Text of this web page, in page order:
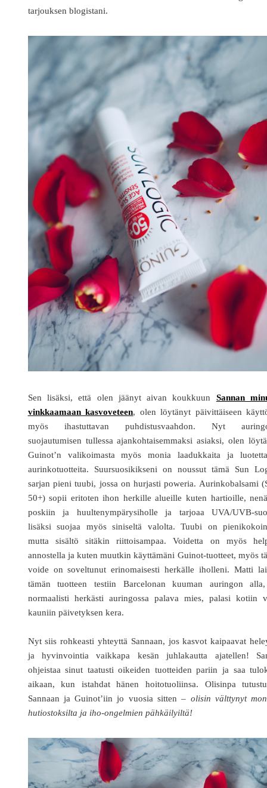
tarjouksen blogistani.
Sen lisäksi, että olen jäänyt aivan koukkuun Sannan
vinkkaamaan kasvoveteen, olen löytänyt päivittäiseen
myös ihastuttavan puhdistusvaahdon. Nyt
suojautumisen tullessa ajankohtaisemmaksi asiaksi, olen
Guinot’n valikoimasta myös monia laadukkaita ja
aurinkotuotteita. Suursuosikikseni on noussut tämä Sun
sarjan pieni tuubi, jossa on hurjasti poweria. Aurinkobalsami
50+) sopii eritoten ihon herkille alueille kuten hartioille,
poskiin ja huultenympärysiholle ja tarjoaa UVA/UVB-
lisäksi suojaa myös siniseltä valolta. Tuubi on
mutta sisältö sitäkin riittoisampaa. Voidetta on myös
annostella ja kuten muutkin käyttämäni Guinot-tuotteet, myös
voide on soveltunut erinomaisesti herkälle iholleni. Matti
tämän tuotteen testiin Barcelonan kuuman auringon
normaalisti herkästi auringossa palava mies, palasi kotiin
kauniin päivetyksen kera.
Nyt siis rohkeasti yhteyttä Sannaan, jos kasvot kaipaavat
ja hyvinvointia vaikkapa kesän juhlakautta ajatellen!
ohjeistaa sinut taatusti oikeiden tuotteiden pariin ja saa
aikaan, kun istahdat hänen hoitotuoliinsa. Olisinpa
Sannaan ja Guinot’iin jo vuosia sitten – olisin välttynyt
hutiostoksilta ja iho-ongelmien pähkäilyiltä!